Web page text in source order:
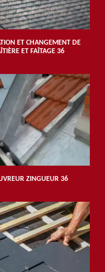
ET CHANGEMENT DE
ET FAÎTAGE 36
ZINGUEUR 36